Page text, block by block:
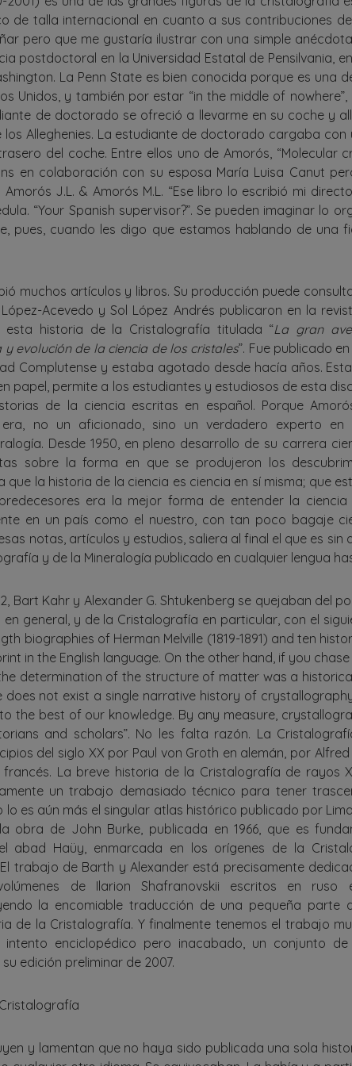
de talla internacional en cuanto a sus contribuciones
pero que me gustaría ilustrar con una simple
postdoctoral en la Universidad Estatal de Pensilvania,
La Penn State es bien conocida porque es una
Unidos, y también por estar “in the middle of nowhere”,
de doctorado se ofreció a llevarme en su coche y
Alleghenies. La estudiante de doctorado cargaba con
del coche. Entre ellos uno de Amorós, “Molecular
en colaboración con su esposa María Luisa Canut
J.L. & Amorós M.L. “Ese libro lo escribió mi
“Your Spanish supervisor?”. Se pueden imaginar lo
pues, cuando les digo que estamos hablando de una
muchos artículos y libros. Su producción puede
Acevedo y Sol López Andrés publicaron en la
esta historia de la Cristalografía titulada “La gran
y evolución de la ciencia de los cristales”. Fue publicado
Complutense y estaba agotado desde hacía años.
papel, permite a los estudiantes y estudiosos de esta
de la ciencia escritas en español. Porque
no un aficionado, sino un verdadero experto
Desde 1950, en pleno desarrollo de su carrera
sobre la forma en que se produjeron los
que la historia de la ciencia es ciencia en sí misma; que
era la mejor forma de entender la
en un país como el nuestro, con tan poco bagaje
notas, artículos y estudios, saliera al final el que es sin
y de la Mineralogía publicado en cualquier lengua
Bart Kahr y Alexander G. Shtukenberg se quejaban del
en general, y de la Cristalografía en particular, con el
biographies of Herman Melville (1819-1891) and ten
in the English language. On the other hand, if you
determination of the structure of matter was a
not exist a single narrative history of
the best of our knowledge. By any measure,
and scholars”. No les falta razón. La
del siglo XX por Paul von Groth en alemán, por
francés. La breve historia de la Cristalografía de rayos
un trabajo demasiado técnico para tener
lo es aún más el singular atlas histórico publicado por
obra de John Burke, publicada en 1966, que es
abad Haüy, enmarcada en los orígenes de la
trabajo de Barth y Alexander está precisamente
de Ilarion Shafranovskii escritos en ruso
la encomiable traducción de una pequeña parte
de la Cristalografía. Y finalmente tenemos el trabajo
intento enciclopédico pero inacabado, un conjunto
edición preliminar de 2007.
y lamentan que no haya sido publicada una sola